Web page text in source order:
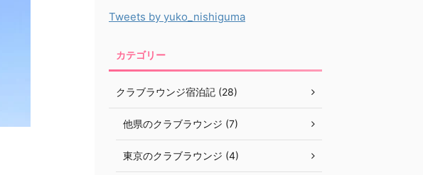
Tweets by yuko_nishiguma
カテゴリー
クラブラウンジ宿泊記 (28)
他県のクラブラウンジ (7)
東京のクラブラウンジ (4)